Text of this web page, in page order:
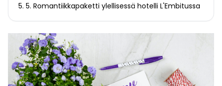
5. 5. Romantiikkapaketti ylellisessä hotelli L'Embitussa